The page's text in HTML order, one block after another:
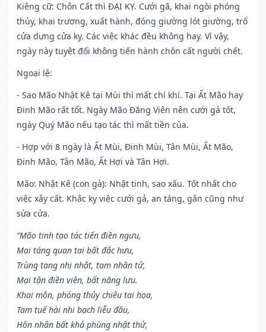
Kiêng cữ: Chôn Cất thì ĐẠI KỴ. Cưới gã, khai ngòi phóng
thủy, khai trương, xuất hành, đóng giường lót giường, trổ
cửa dựng cửa kỵ. Các việc khác đều không hay. Vì vậy,
ngày này tuyệt đối không tiến hành chôn cất người chết.
Ngoại lệ:
- Sao Mão Nhật Kê tại Mùi thì mất chí khí. Tại Ất Mão hay
Đinh Mão rất tốt. Ngày Mão Đăng Viên nên cưới gả tốt,
ngày Quý Mão nếu tạo tác thì mất tiền của.
- Hợp với 8 ngày là Ất Mùi, Đinh Mùi, Tân Mùi, Ất Mão,
Đinh Mão, Tân Mão, Ất Hợi và Tân Hợi.
Mão: Nhật Kê (con gà): Nhật tinh, sao xấu. Tốt nhất cho
việc xây cất. Khắc kỵ việc cưới gả, an táng, gắn cũng như
sửa cửa.
“Mão tinh tạo tác tiến điền ngưu,
Mai táng quan tai bất đắc hưu,
Trùng tang nhị nhật, tam nhân tử,
Mại tận điền viên, bất năng lưu.
Khai môn, phóng thủy chiêu tai họa,
Tam tuế hài nhi bạch liễu đầu,
Hôn nhân bất khả phùng nhật thử,